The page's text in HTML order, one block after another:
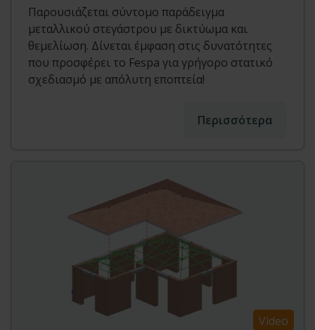
Παρουσιάζεται σύντομο παράδειγμα
μεταλλικού στεγάστρου με δικτύωμα και
θεμελίωση. Δίνεται έμφαση στις δυνατότητες
που προσφέρει το Fespa για γρήγορο στατικό
σχεδιασμό με απόλυτη εποπτεία!
Περισσότερα
Video